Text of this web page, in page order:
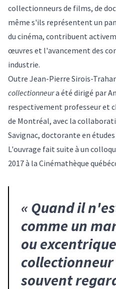
collectionneurs de films, de
même s'ils représentent un
du cinéma, contribuent
œuvres et l'avancement des
industrie.
Outre Jean-Pierre Sirois-
collectionneura été dirigé par
respectivement professeur et
de Montréal, avec la
Savignac, doctorante en
L'ouvrage fait suite à un
2017 à la Cinémathèque
« Quand il
comme un
ou
souvent